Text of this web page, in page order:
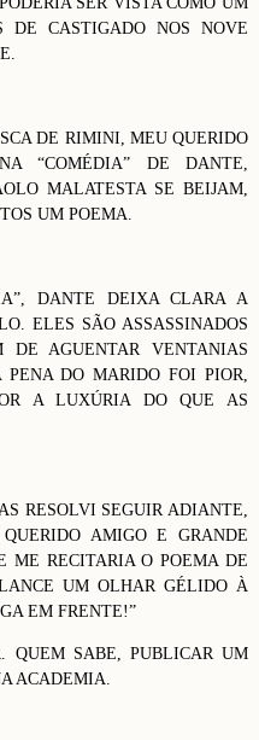
DE CASTIGADO NOS NOVE
DE RIMINI, MEU QUERIDO
“COMÉDIA” DE DANTE,
MALATESTA SE BEIJAM,
UM POEMA.
DANTE DEIXA CLARA A
ELES SÃO ASSASSINADOS
AGUENTAR VENTANIAS
PENA DO MARIDO FOI PIOR,
A LUXÚRIA DO QUE AS
RESOLVI SEGUIR ADIANTE,
AMIGO E GRANDE
ME RECITARIA O POEMA DE
UM OLHAR GÉLIDO À
EM FRENTE!”
QUEM SABE, PUBLICAR UM
ACADEMIA.